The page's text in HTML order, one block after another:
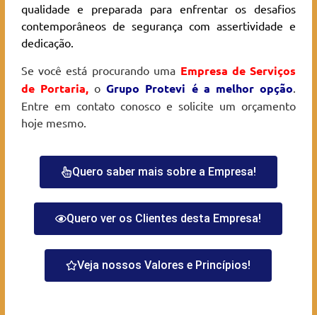
qualidade e preparada para enfrentar os desafios
contemporâneos de segurança com assertividade e
dedicação.
Se você está procurando uma Empresa de Serviços
de Portaria,oGrupo Protevi é a melhor opção.
Entre em contato conosco e solicite um orçamento
hoje mesmo.
Quero saber mais sobre a Empresa!
Quero ver os Clientes desta Empresa!
Veja nossos Valores e Princípios!